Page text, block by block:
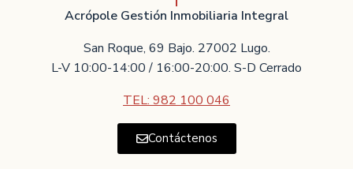
Acrópole Gestión Inmobiliaria Integral
San Roque, 69 Bajo. 27002 Lugo.
L-V 10:00-14:00 / 16:00-20:00. S-D Cerrado
TEL: 982 100 046
Contáctenos